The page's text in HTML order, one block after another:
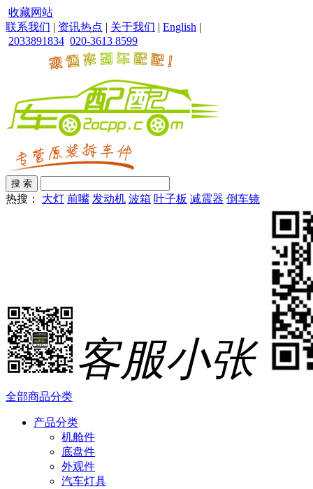
收藏网站
联系我们 | 资讯热点 | 关于我们 | English |
2033891834 020-3613 8599
热搜： 大灯 前嘴 发动机 波箱 叶子板 减震器 倒车镜
客服小张
全部商品分类
产品分类
机舱件
底盘件
外观件
汽车灯具